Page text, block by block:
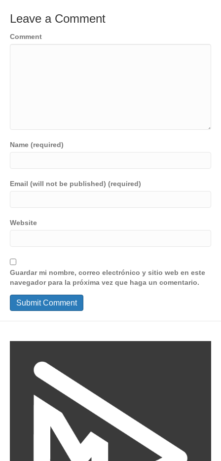
Leave a Comment
Comment
Name (required)
Email (will not be published) (required)
Website
Guardar mi nombre, correo electrónico y sitio web en este
navegador para la próxima vez que haga un comentario.